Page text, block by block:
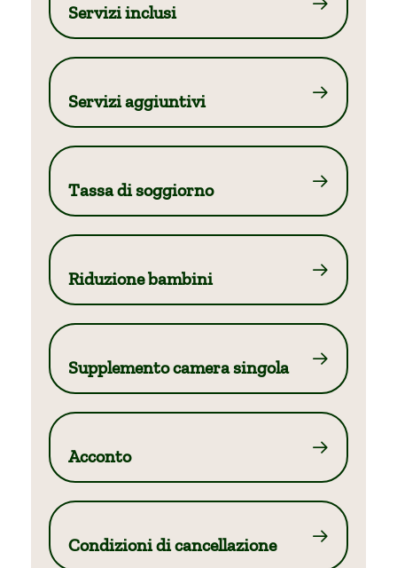
Servizi inclusi
Servizi aggiuntivi
Tassa di soggiorno
Riduzione bambini
Supplemento camera singola
Acconto
Condizioni di cancellazione